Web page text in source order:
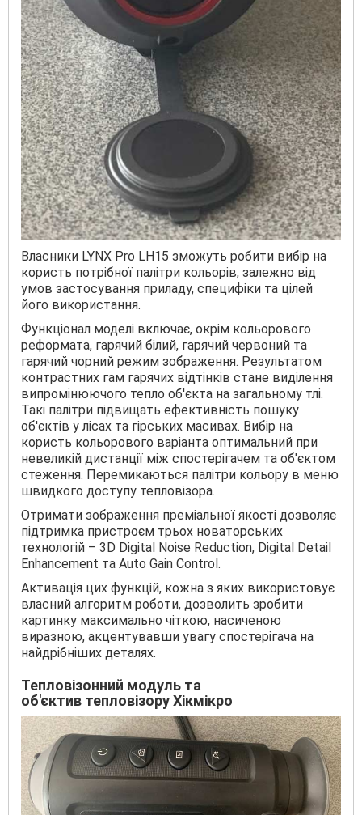
Власники LYNX Pro LH15 зможуть робити вибір на
користь потрібної палітри кольорів, залежно від
умов застосування приладу, специфіки та цілей
його використання.
Функціонал моделі включає, окрім кольорового
реформата, гарячий білий, гарячий червоний та
гарячий чорний режим зображення. Результатом
контрастних гам гарячих відтінків стане виділення
випромінюючого тепло об'єкта на загальному тлі.
Такі палітри підвищать ефективність пошуку
об'єктів у лісах та гірських масивах. Вибір на
користь кольорового варіанта оптимальний при
невеликій дистанції між спостерігачем та об'єктом
стеження. Перемикаються палітри кольору в меню
швидкого доступу тепловізора.
Отримати зображення преміальної якості дозволяє
підтримка пристроєм трьох новаторських
технологій – 3D Digital Noise Reduction, Digital Detail
Enhancement та Auto Gain Control.
Активація цих функцій, кожна з яких використовує
власний алгоритм роботи, дозволить зробити
картинку максимально чіткою, насиченою
виразною, акцентувавши увагу спостерігача на
найдрібніших деталях.
Тепловізонний модуль та
об'єктив тепловізору Хікмікро